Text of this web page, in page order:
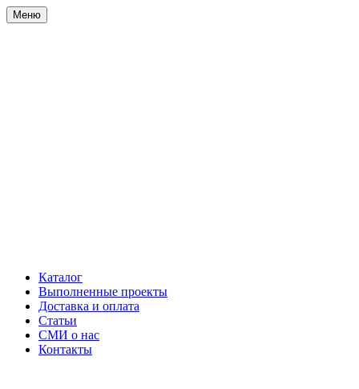
Меню
Каталог
Выполненные проекты
Доставка и оплата
Статьи
СМИ о нас
Контакты